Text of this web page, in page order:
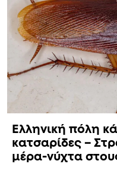
Ελληνική πόλη
κατσαρίδες –
μέρα-νύχτα